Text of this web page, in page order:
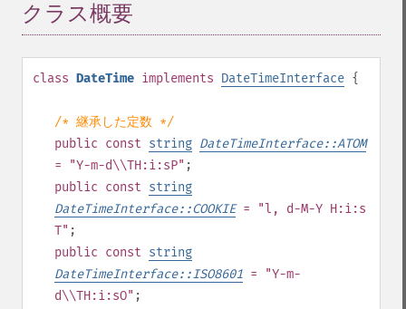
クラス概要
class DateTime implements DateTimeInterface {
/* 継承した定数 */
public const string DateTimeInterface::ATOM
= "Y-m-d\\TH:i:sP" ;
public const string
DateTimeInterface::COOKIE= "l, d-M-Y H:i:s
T" ;
public const string
DateTimeInterface::ISO8601 = "Y-m-
d\\TH:i:sO" ;